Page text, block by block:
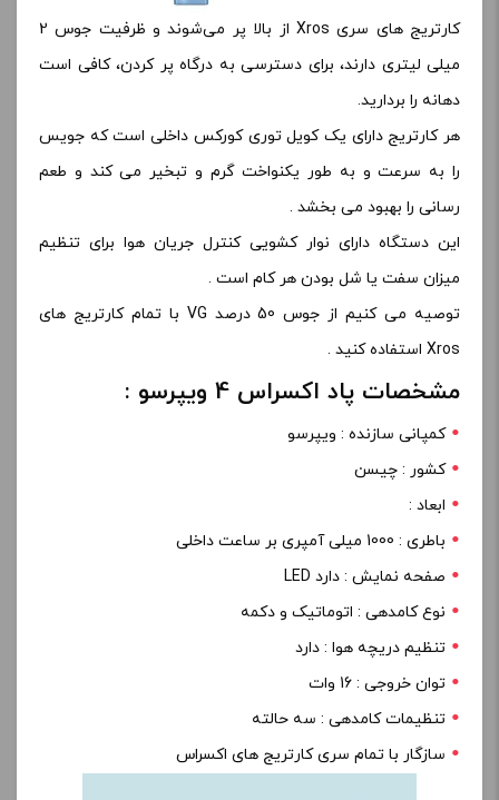
کارتریج های سری Xros از بالا پر می‌شوند و ظرفیت جوس 2
میلی‌ لیتری دارند، برای دسترسی به درگاه پر کردن، کافی است
دهانه را بردارید.
هر کارتریج دارای یک کویل توری کورکس داخلی است که جویس
را به سرعت و به طور یکنواخت گرم و تبخیر می کند و طعم
رسانی را بهبود می بخشد .
این دستگاه دارای نوار کشویی کنترل جریان هوا برای تنظیم
میزان سفت یا شل بودن هر کام است .
توصیه می کنیم از جوس 50 درصد VG با تمام کارتریج های
Xros استفاده کنید .
مشخصات پاد اکسراس 4 ویپرسو :
کمپانی سازنده : ویپرسو
کشور : چیسن
ابعاد :
باطری : 1000 میلی آمپری بر ساعت داخلی
صفحه نمایش : دارد LED
نوع کامدهی : اتوماتیک و دکمه
تنظیم دریچه هوا : دارد
توان خروجی : 16 وات
تنظیمات کامدهی : سه حالته
سازگار با تمام سری کارتریج های اکسراس